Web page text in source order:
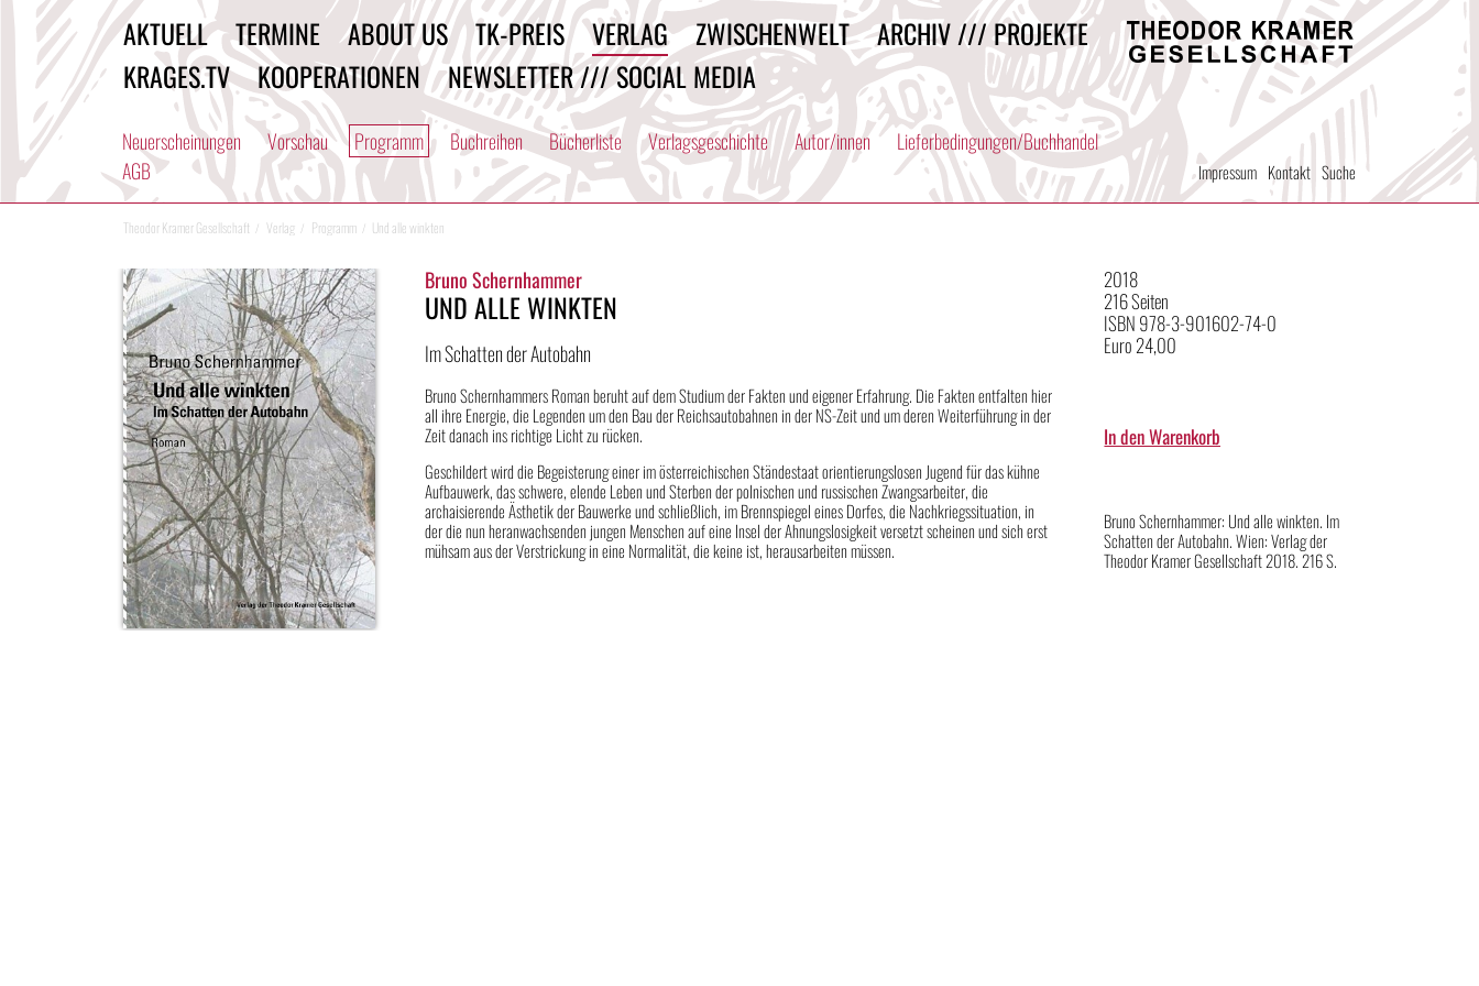
Theodor
Kramer
Gesellschaft
AKTUELL TERMINE ABOUT US TK-PREIS VERLAG ZWISCHENWELT
ARCHIV /// PROJEKTE
KRAGES.TV
KOOPERATIONEN NEWSLETTER /// SOCIAL MEDIA
Neuerscheinungen Vorschau Programm Buchreihen Bücherliste Verlagsgeschichte Autor/innen
Lieferbedingungen/Buchhandel
AGB
Impressum Kontakt Suche
Theodor Kramer Gesellschaft Verlag Programm Und alle winkten
Bruno Schernhammer
UND ALLE WINKTEN
Im Schatten der Autobahn
Bruno Schernhammers Roman beruht auf dem Studium der Fakten und eigener Erfahrung. Die Fakten entfalten hier
all ihre Energie, die Legenden um den Bau der Reichsautobahnen in der NS-Zeit und um deren Weiterführung in der
Zeit danach ins richtige Licht zu rücken.
Geschildert wird die Begeisterung einer im österreichischen Ständestaat orientierungslosen Jugend für das kühne
Aufbauwerk, das schwere, elende Leben und Sterben der polnischen und russischen Zwangsarbeiter, die
archaisierende Ästhetik der Bauwerke und schließlich, im Brennspiegel eines Dorfes, die Nachkriegssituation, in
der die nun heranwachsenden jungen Menschen auf eine Insel der Ahnungslosigkeit versetzt scheinen und sich erst
mühsam aus der Verstrickung in eine Normalität, die keine ist, herausarbeiten müssen.
2018
216 Seiten
ISBN 978-3-901602-74-0
Euro 24,00
Bruno Schernhammer: Und alle winkten. Im
Schatten der Autobahn. Wien: Verlag der
Theodor Kramer Gesellschaft 2018. 216 S.